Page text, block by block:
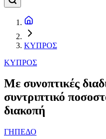
ΚΥΠΡΟΣ
ΚΥΠΡΟΣ
Με συνοπτικές
συντριπτικό
διακοπή
ΓΗΠΕΔΟ